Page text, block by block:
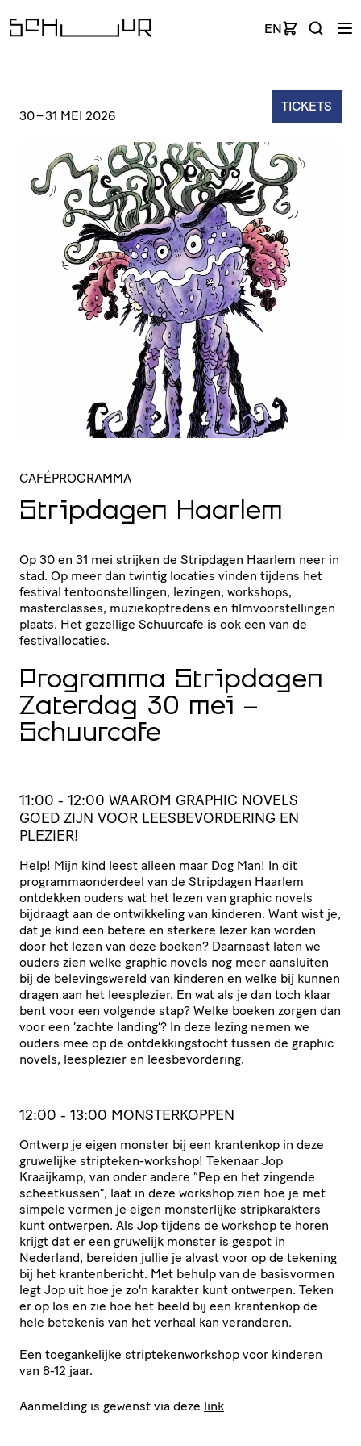
EN
TICKETS
30–31 MEI 2026
CAFÉPROGRAMMA
Stripdagen Haarlem
Op 30 en 31 mei strijken de Stripdagen Haarlem neer in
stad. Op meer dan twintig locaties vinden tijdens het
festival tentoonstellingen, lezingen, workshops,
masterclasses, muziekoptredens en filmvoorstellingen
plaats. Het gezellige Schuurcafe is ook een van de
festivallocaties.
Programma Stripdagen
Zaterdag 30 mei -
Schuurcafe
11:00 - 12:00 WAAROM GRAPHIC NOVELS
GOED ZIJN VOOR LEESBEVORDERING EN
PLEZIER!
Help! Mijn kind leest alleen maar Dog Man! In dit
programmaonderdeel van de Stripdagen Haarlem
ontdekken ouders wat het lezen van graphic novels
bijdraagt aan de ontwikkeling van kinderen. Want wist je,
dat je kind een betere en sterkere lezer kan worden
door het lezen van deze boeken? Daarnaast laten we
ouders zien welke graphic novels nog meer aansluiten
bij de belevingswereld van kinderen en welke bij kunnen
dragen aan het leesplezier. En wat als je dan toch klaar
bent voor een volgende stap? Welke boeken zorgen dan
voor een ‘zachte landing’? In deze lezing nemen we
ouders mee op de ontdekkingstocht tussen de graphic
novels, leesplezier en leesbevordering.
12:00 - 13:00 MONSTERKOPPEN
Ontwerp je eigen monster bij een krantenkop in deze
gruwelijke stripteken-workshop! Tekenaar Jop
Kraaijkamp, van onder andere “Pep en het zingende
scheetkussen”, laat in deze workshop zien hoe je met
simpele vormen je eigen monsterlijke stripkarakters
kunt ontwerpen. Als Jop tijdens de workshop te horen
krijgt dat er een gruwelijk monster is gespot in
Nederland, bereiden jullie je alvast voor op de tekening
bij het krantenbericht. Met behulp van de basisvormen
legt Jop uit hoe je zo'n karakter kunt ontwerpen. Teken
er op los en zie hoe het beeld bij een krantenkop de
hele betekenis van het verhaal kan veranderen.
Een toegankelijke striptekenworkshop voor kinderen
van 8-12 jaar.
Aanmelding is gewenst via deze link